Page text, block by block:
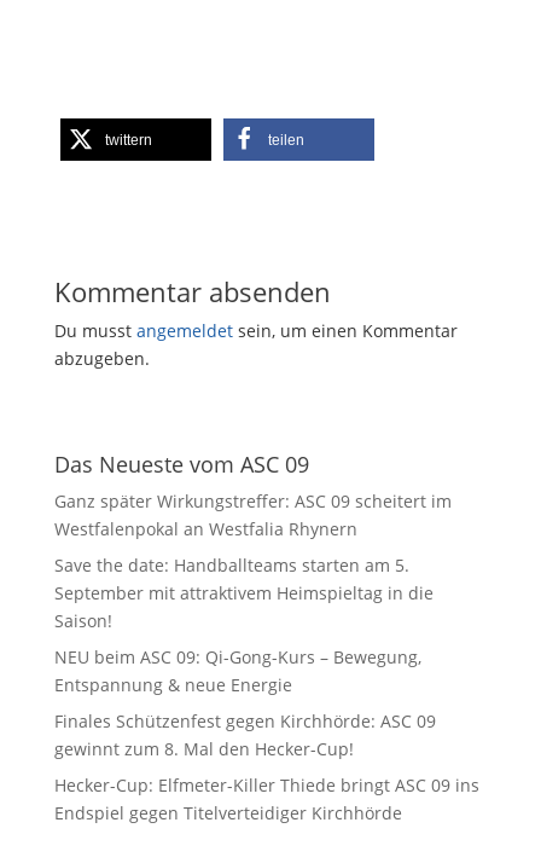
twittern teilen
Kommentar absenden
Du musst angemeldetsein, um einen Kommentar
abzugeben.
Das Neueste vom ASC 09
Ganz später Wirkungstreffer: ASC 09 scheitert im
Westfalenpokal an Westfalia Rhynern
Save the date: Handballteams starten am 5.
September mit attraktivem Heimspieltag in die
Saison!
NEU beim ASC 09: Qi-Gong-Kurs – Bewegung,
Entspannung & neue Energie
Finales Schützenfest gegen Kirchhörde: ASC 09
gewinnt zum 8. Mal den Hecker-Cup!
Hecker-Cup: Elfmeter-Killer Thiede bringt ASC 09 ins
Endspiel gegen Titelverteidiger Kirchhörde